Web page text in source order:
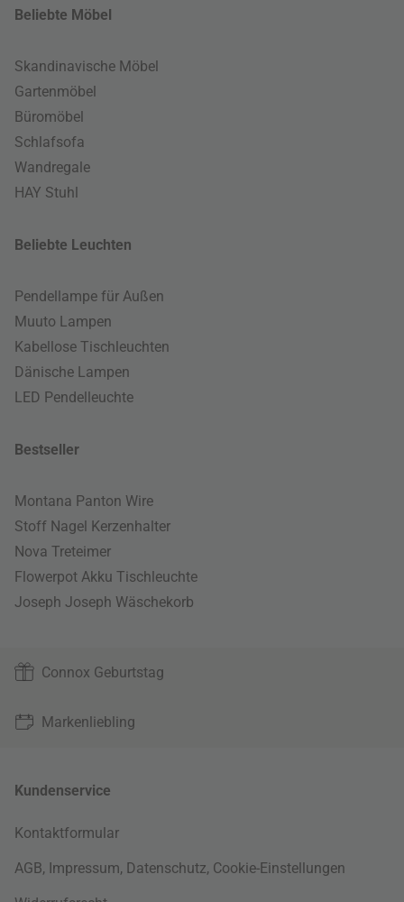
Beliebte Möbel
Skandinavische Möbel
Gartenmöbel
Büromöbel
Schlafsofa
Wandregale
HAY Stuhl
Beliebte Leuchten
Pendellampe für Außen
Muuto Lampen
Kabellose Tischleuchten
Dänische Lampen
LED Pendelleuchte
Bestseller
Montana Panton Wire
Stoff Nagel Kerzenhalter
Nova Treteimer
Flowerpot Akku Tischleuchte
Joseph Joseph Wäschekorb
Connox Geburtstag
Markenliebling
Kundenservice
Kontaktformular
AGB, Impressum, Datenschutz, Cookie-Einstellungen